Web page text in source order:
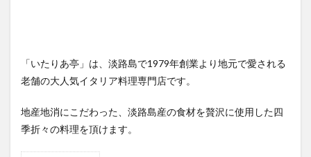
「いたりあ亭」は、淡路島で1979年創業より地元で愛される
老舗の大人気イタリア料理専門店です。
地産地消にこだわった、淡路島産の食材を贅沢に使用した四
季折々の料理を頂けます。